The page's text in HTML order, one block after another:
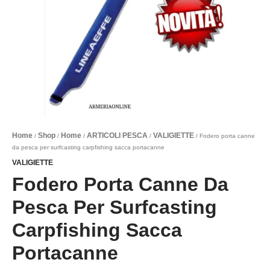
Home / Shop / Home / ARTICOLI PESCA / VALIGIETTE / Fodero porta canne
da pesca per surfcasting carpfishing sacca portacanne
VALIGIETTE
Fodero Porta Canne Da
Pesca Per Surfcasting
Carpfishing Sacca
Portacanne